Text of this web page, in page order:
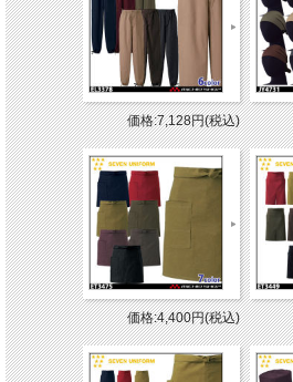
価格:7,128円(税込)
価格:4,400円(税込)